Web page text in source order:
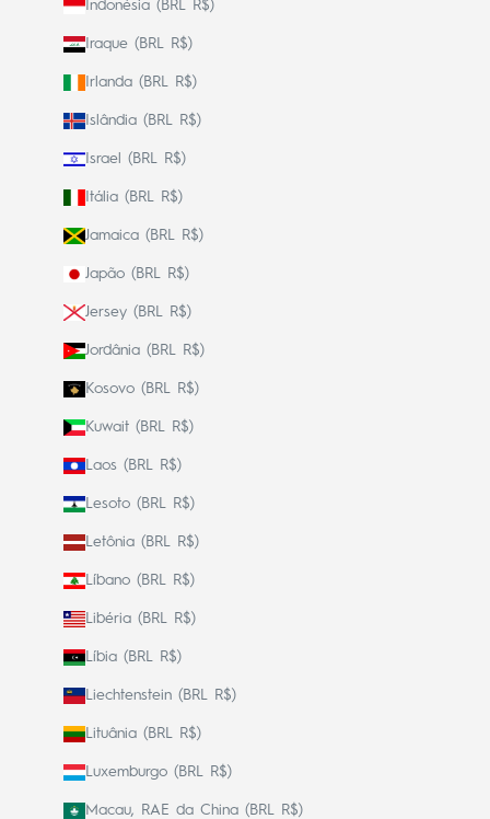
Indonésia (BRL R$)
Iraque (BRL R$)
Irlanda (BRL R$)
Islândia (BRL R$)
Israel (BRL R$)
Itália (BRL R$)
Jamaica (BRL R$)
Japão (BRL R$)
Jersey (BRL R$)
Jordânia (BRL R$)
Kosovo (BRL R$)
Kuwait (BRL R$)
Laos (BRL R$)
Lesoto (BRL R$)
Letônia (BRL R$)
Líbano (BRL R$)
Libéria (BRL R$)
Líbia (BRL R$)
Liechtenstein (BRL R$)
Lituânia (BRL R$)
Luxemburgo (BRL R$)
Macau, RAE da China (BRL R$)